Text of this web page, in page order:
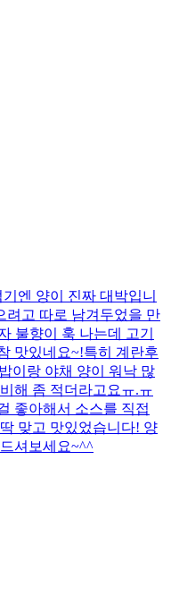
엔 양이 진짜 대박입니
려고 따로 남겨두었을 만
불향이 훅 나는데 고기
맛있네요~!특히 계란후
이랑 야채 양이 워낙 많
해 좀 적더라고요ㅠ.ㅠ
좋아해서 소스를 직접
맞고 맛있었습니다! 양
셔보세요~^^